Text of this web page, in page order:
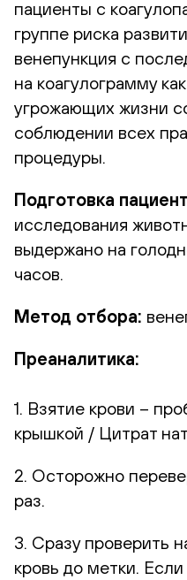
пациенты с
группе риска
венепункция с
на коагулограмму
угрожающих жизни
соблюдении всех
процедуры.
Подготовка
исследования
выдержано на
часов.
Метод отбора:
Преаналитика:
1. Взятие крови –
крышкой / Цитрат
2. Осторожно
раз.
3. Сразу проверить
кровь до метки.